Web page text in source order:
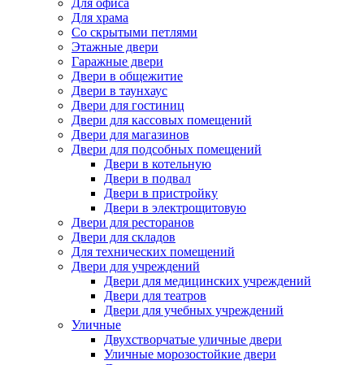
Для офиса
Для храма
Со скрытыми петлями
Этажные двери
Гаражные двери
Двери в общежитие
Двери в таунхаус
Двери для гостиниц
Двери для кассовых помещений
Двери для магазинов
Двери для подсобных помещений
Двери в котельную
Двери в подвал
Двери в пристройку
Двери в электрощитовую
Двери для ресторанов
Двери для складов
Для технических помещений
Двери для учреждений
Двери для медицинских учреждений
Двери для театров
Двери для учебных учреждений
Уличные
Двухстворчатые уличные двери
Уличные морозостойкие двери